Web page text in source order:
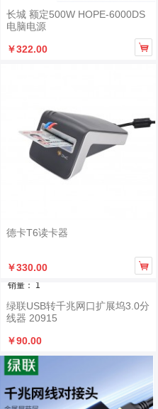
长城 额定500W HOPE-6000DS
电脑电源
￥322.00

德卡T6读卡器
￥330.00 
销量： 1
绿联USB转千兆网口扩展坞3.0分
线器 20915
￥90.00